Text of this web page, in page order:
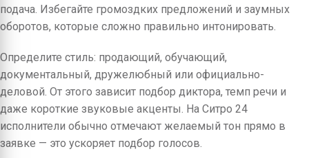
подача. Избегайте громоздких предложений и заумных
оборотов, которые сложно правильно интонировать.
Определите стиль: продающий, обучающий,
документальный, дружелюбный или официально-
деловой. От этого зависит подбор диктора, темп речи и
даже короткие звуковые акценты. На Ситро 24
исполнители обычно отмечают желаемый тон прямо в
заявке — это ускоряет подбор голосов.